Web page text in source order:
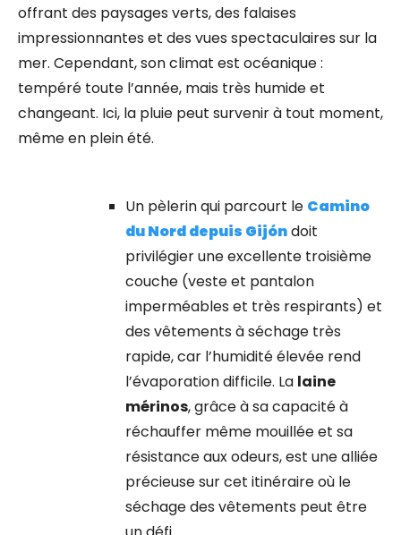
offrant des paysages verts, des falaises
impressionnantes et des vues spectaculaires sur la
mer. Cependant, son climat est océanique :
tempéré toute l’année, mais très humide et
changeant. Ici, la pluie peut survenir à tout moment,
même en plein été.
Un pèlerin qui parcourt le Camino
du Nord depuis Gijóndoit
privilégier une excellente troisième
couche (veste et pantalon
imperméables et très respirants) et
des vêtements à séchage très
rapide, car l’humidité élevée rend
l’évaporation difficile. La laine
mérinos, grâce à sa capacité à
réchauffer même mouillée et sa
résistance aux odeurs, est une alliée
précieuse sur cet itinéraire où le
séchage des vêtements peut être